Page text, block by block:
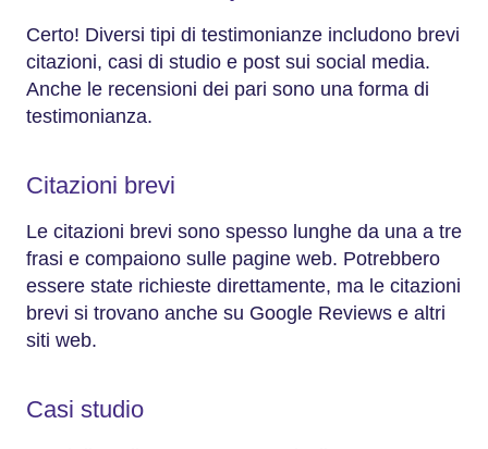
Certo! Diversi tipi di testimonianze includono brevi
citazioni, casi di studio e post sui social media.
Anche le recensioni dei pari sono una forma di
testimonianza.
Citazioni brevi
Le citazioni brevi sono spesso lunghe da una a tre
frasi e compaiono sulle pagine web. Potrebbero
essere state richieste direttamente, ma le citazioni
brevi si trovano anche su Google Reviews e altri
siti web.
Casi studio